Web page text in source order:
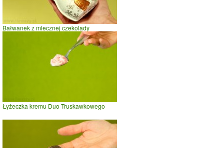
Bałwanek z mlecznej czekolady
Łyżeczka kremu Duo Truskawkowego